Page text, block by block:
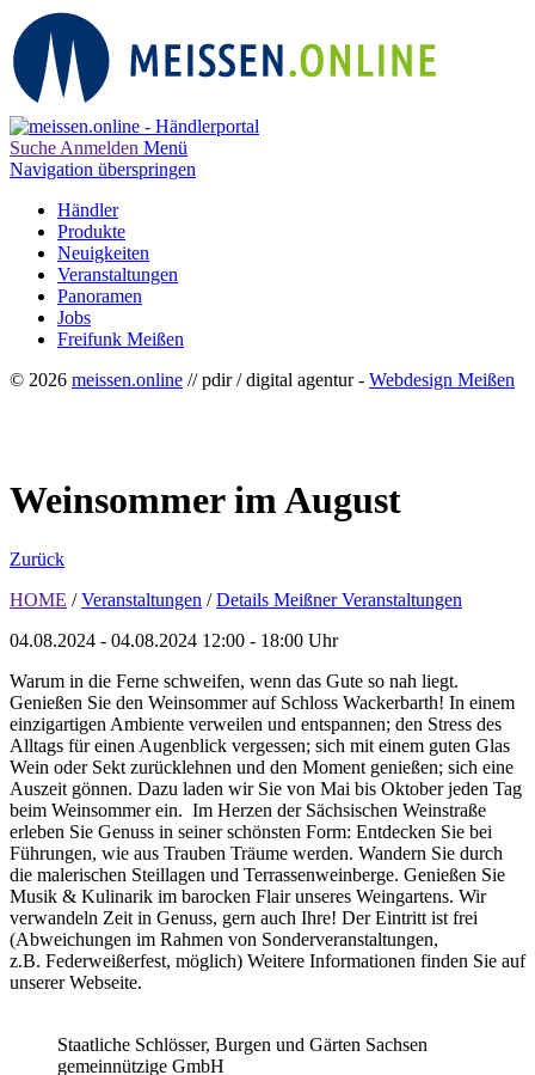
Suche Anmelden Menü
Navigation überspringen
Händler
Produkte
Neuigkeiten
Veranstaltungen
Panoramen
Jobs
Freifunk Meißen
© 2026 meissen.online // pdir / digital agentur - Webdesign Meißen
Weinsommer im August
Zurück
HOME / Veranstaltungen / Details Meißner Veranstaltungen
04.08.2024 - 04.08.2024 12:00 - 18:00 Uhr
Warum in die Ferne schweifen, wenn das Gute so nah liegt.
Genießen Sie den Weinsommer auf Schloss Wackerbarth! In einem
einzigartigen Ambiente verweilen und entspannen; den Stress des
Alltags für einen Augenblick vergessen; sich mit einem guten Glas
Wein oder Sekt zurücklehnen und den Moment genießen; sich eine
Auszeit gönnen. Dazu laden wir Sie von Mai bis Oktober jeden Tag
beim Weinsommer ein. Im Herzen der Sächsischen Weinstraße
erleben Sie Genuss in seiner schönsten Form: Entdecken Sie bei
Führungen, wie aus Trauben Träume werden. Wandern Sie durch
die malerischen Steillagen und Terrassenweinberge. Genießen Sie
Musik & Kulinarik im barocken Flair unseres Weingartens. Wir
verwandeln Zeit in Genuss, gern auch Ihre! Der Eintritt ist frei
(Abweichungen im Rahmen von Sonderveranstaltungen,
z.B. Federweißerfest, möglich) Weitere Informationen finden Sie auf
unserer Webseite.
Staatliche Schlösser, Burgen und Gärten Sachsen
gemeinnützige GmbH